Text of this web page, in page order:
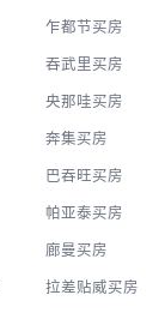
乍都节买房
吞武里买房
央那哇买房
奔集买房
巴吞旺买房
帕亚泰买房
廊曼买房
拉差贴威买房